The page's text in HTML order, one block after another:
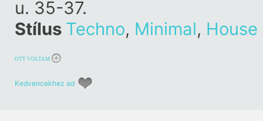
u. 35-37.
Stílus Techno, Minimal, House
OTT VOLTAM
Kedvencekhez ad